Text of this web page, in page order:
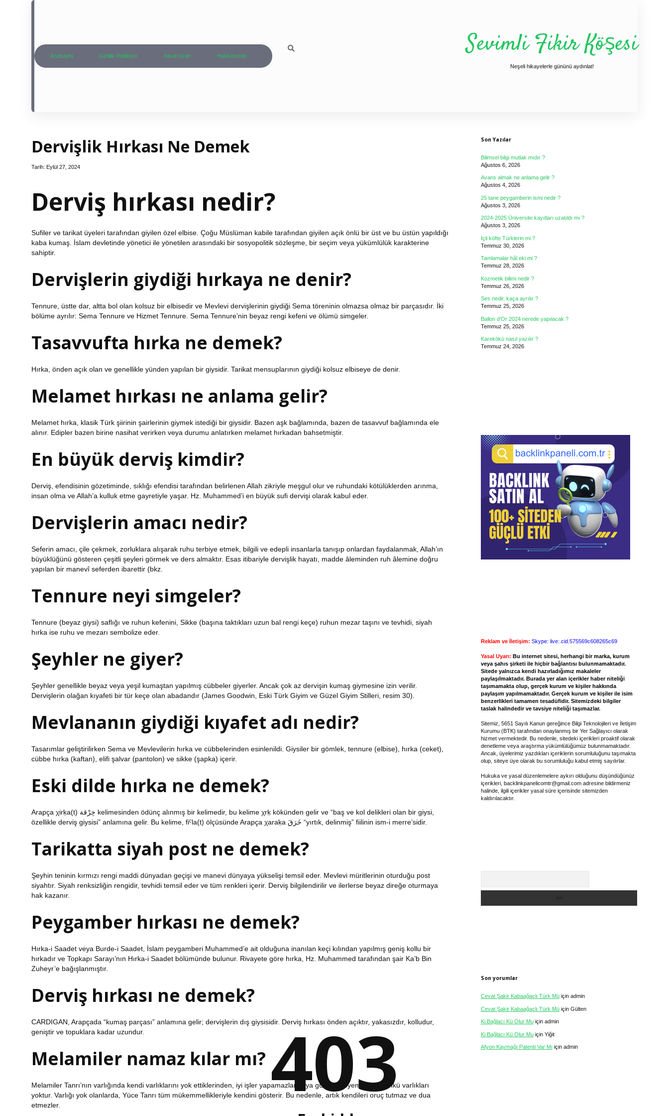
Anasayfa Gizlilik Politikası Yasal Uyarı Hakkımızda Sevimli Fikir Köşesi
Neşeli hikayelerle gününü aydınlat!
Dervişlik Hırkası Ne Demek
Tarih: Eylül 27, 2024
Derviş hırkası nedir?
Sufiler ve tarikat üyeleri tarafından giyilen özel elbise. Çoğu Müslüman kabile tarafından giyilen açık önlü bir üst ve bu üstün yapıldığı
kaba kumaş. İslam devletinde yönetici ile yönetilen arasındaki bir sosyopolitik sözleşme, bir seçim veya yükümlülük karakterine
sahiptir.
Dervişlerin giydiği hırkaya ne denir?
Tennure, üstte dar, altta bol olan kolsuz bir elbisedir ve Mevlevi dervişlerinin giydiği Sema töreninin olmazsa olmaz bir parçasıdır. İki
bölüme ayrılır: Sema Tennure ve Hizmet Tennure. Sema Tennure’nin beyaz rengi kefeni ve ölümü simgeler.
Tasavvufta hırka ne demek?
Hırka, önden açık olan ve genellikle yünden yapılan bir giysidir. Tarikat mensuplarının giydiği kolsuz elbiseye de denir.
Melamet hırkası ne anlama gelir?
Melamet hırka, klasik Türk şiirinin şairlerinin giymek istediği bir giysidir. Bazen aşk bağlamında, bazen de tasavvuf bağlamında ele
alınır. Edipler bazen birine nasihat verirken veya durumu anlatırken melamet hırkadan bahsetmiştir.
En büyük derviş kimdir?
Derviş, efendisinin gözetiminde, sıklığı efendisi tarafından belirlenen Allah zikriyle meşgul olur ve ruhundaki kötülüklerden arınma,
insan olma ve Allah’a kulluk etme gayretiyle yaşar. Hz. Muhammed’i en büyük sufi dervişi olarak kabul eder.
Dervişlerin amacı nedir?
Seferin amacı, çile çekmek, zorluklara alışarak ruhu terbiye etmek, bilgili ve edepli insanlarla tanışıp onlardan faydalanmak, Allah’ın
büyüklüğünü gösteren çeşitli şeyleri görmek ve ders almaktır. Esas itibariyle dervişlik hayatı, madde âleminden ruh âlemine doğru
yapılan bir manevî seferden ibarettir (bkz.
Tennure neyi simgeler?
Tennure (beyaz giysi) saflığı ve ruhun kefenini, Sikke (başına taktıkları uzun bal rengi keçe) ruhun mezar taşını ve tevhidi, siyah
hırka ise ruhu ve mezarı sembolize eder.
Şeyhler ne giyer?
Şeyhler genellikle beyaz veya yeşil kumaştan yapılmış cübbeler giyerler. Ancak çok az dervişin kumaş giymesine izin verilir.
Dervişlerin olağan kıyafeti bir tür keçe olan abadandır (James Goodwin, Eski Türk Giyim ve Güzel Giyim Stilleri, resim 30).
Mevlananın giydiği kıyafet adı nedir?
Tasarımlar geliştirilirken Sema ve Mevlevilerin hırka ve cübbelerinden esinlenildi. Giysiler bir gömlek, tennure (elbise), hırka (ceket),
cübbe hırka (kaftan), elifi şalvar (pantolon) ve sikke (şapka) içerir.
Eski dilde hırka ne demek?
Arapça χirḳa(t) خِرْقة kelimesinden ödünç alınmış bir kelimedir, bu kelime χrḳ kökünden gelir ve “baş ve kol delikleri olan bir giysi,
özellikle derviş giysisi” anlamına gelir. Bu kelime, fiˁla(t) ölçüsünde Arapça χaraḳa خَرَقَ “yırtık, delinmiş” fiilinin ism-i merre’sidir.
Tarikatta siyah post ne demek?
Şeyhin teninin kırmızı rengi maddi dünyadan geçişi ve manevi dünyaya yükselişi temsil eder. Mevlevi müritlerinin oturduğu post
siyahtır. Siyah renksizliğin rengidir, tevhidi temsil eder ve tüm renkleri içerir. Derviş bilgilendirilir ve ilerlerse beyaz direğe oturmaya
hak kazanır.
Peygamber hırkası ne demek?
Hırka-i Saadet veya Burde-i Saadet, İslam peygamberi Muhammed’e ait olduğuna inanılan keçi kılından yapılmış geniş kollu bir
hırkadır ve Topkapı Sarayı’nın Hırka-i Saadet bölümünde bulunur. Rivayete göre hırka, Hz. Muhammed tarafından şair Ka’b Bin
Zuheyr’e ​​bağışlanmıştır.
Derviş hırkası ne demek?
CARDIGAN, Arapçada “kumaş parçası” anlamına gelir; dervişlerin dış giysisidir. Derviş hırkası önden açıktır, yakasızdır, kolludur,
geniştir ve topuklara kadar uzundur.
Melamiler namaz kılar mı?
Melamiler Tanrı’nın varlığında kendi varlıklarını yok ettiklerinden, iyi işler yapamazlar veya günah işleyemezler. Çünkü varlıkları
yoktur. Varlığı yok olanlarda, Yüce Tanrı tüm mükemmellikleriyle kendini gösterir. Bu nedenle, artık kendileri oruç tutmaz ve dua
etmezler.
Son Yazılar
Bilimsel bilgi mutlak mıdır ?
Ağustos 6, 2026
Avans almak ne anlama gelir ?
Ağustos 4, 2026
25 tane peygamberin ismi nedir ?
Ağustos 3, 2026
2024-2025 Üniversite kayıtları uzatıldı mı ?
Ağustos 3, 2026
İçli köfte Türklerin mi ?
Temmuz 30, 2026
Tamlamalar hâl eki mi ?
Temmuz 28, 2026
Kozmetik bilimi nedir ?
Temmuz 26, 2026
Ses nedir, kaça ayrılır ?
Temmuz 25, 2026
Ballon d’Or 2024 nerede yapılacak ?
Temmuz 25, 2026
Karekökü nasıl yazılır ?
Temmuz 24, 2026
Reklam ve İletişim: Skype: live:.cid.575569c608265c69
Yasal Uyarı: Bu internet sitesi, herhangi bir marka, kurum
veya şahıs şirketi ile hiçbir bağlantısı bulunmamaktadır.
Sitede yalnızca kendi hazırladığımız makaleler
paylaşılmaktadır. Burada yer alan içerikler haber niteliği
taşımamakta olup, gerçek kurum ve kişiler hakkında
paylaşım yapılmamaktadır. Gerçek kurum ve kişiler ile isim
benzerlikleri tamamen tesadüfidir. Sitemizdeki bilgiler
taslak halindedir ve tavsiye niteliği taşımazlar.
Sitemiz, 5651 Sayılı Kanun gereğince Bilgi Teknolojileri ve İletişim
Kurumu (BTK) tarafından onaylanmış bir Yer Sağlayıcı olarak
hizmet vermektedir. Bu nedenle, sitedeki içerikleri proaktif olarak
denetleme veya araştırma yükümlülüğümüz bulunmamaktadır.
Ancak, üyelerimiz yazdıkları içeriklerin sorumluluğunu taşımakta
olup, siteye üye olarak bu sorumluluğu kabul etmiş sayılırlar.
Hukuka ve yasal düzenlemelere aykırı olduğunu düşündüğünüz
içerikleri, backlinkpanelicomtr@gmail.comadresine bildirmeniz
halinde, ilgili içerikler yasal süre içerisinde sitemizden
kaldırılacaktır.
Son yorumlar
Cevat Şakir Kabaağaçlı Türk Müiçin admin
Cevat Şakir Kabaağaçlı Türk Müiçin Gülten
Ki Bağlacı Kü Olur Muiçin admin
Ki Bağlacı Kü Olur Muiçin Yiğit
Afyon Kaymağı Patenti Var Mı için admin
403